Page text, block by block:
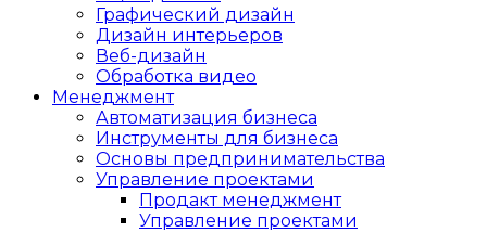
Графический дизайн
Дизайн интерьеров
Веб-дизайн
Обработка видео
Менеджмент
Автоматизация бизнеса
Инструменты для бизнеса
Основы предпринимательства
Управление проектами
Продакт менеджмент
Управление проектами